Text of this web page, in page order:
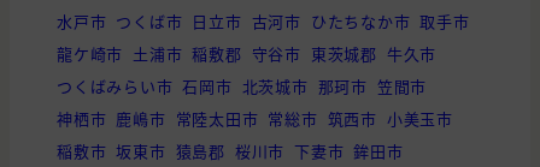
水戸市 つくば市 日立市 古河市 ひたちなか市 取手市
龍ケ崎市 土浦市 稲敷郡 守谷市 東茨城郡 牛久市
つくばみらい市 石岡市 北茨城市 那珂市 笠間市
神栖市 鹿嶋市 常陸太田市 常総市 筑西市 小美玉市
稲敷市 坂東市 猿島郡 桜川市 下妻市 鉾田市